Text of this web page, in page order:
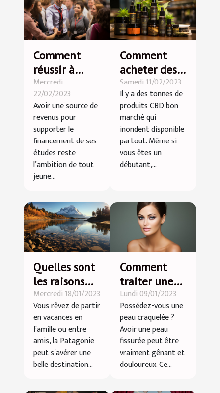
Comment
réussir à
décrocher un
emploi pour
étudiant ?
Mercredi
22/02/2023
Avoir une source de
revenus pour
supporter le
financement de ses
études reste
l’ambition de tout
jeune...
Comment
acheter des
produits CBD
de qualité et
pas cher ?
Samedi 11/02/2023
Il y a des tonnes de
produits CBD bon
marché qui
inondent disponible
partout. Même si
vous êtes un
débutant,...
Quelles sont
les raisons
pour partir
en vacances
en Patagonie
?
Mercredi 18/01/2023
Vous rêvez de partir
en vacances en
famille ou entre
amis, la Patagonie
peut s’avérer une
belle destination...
Comment
traiter une
peau
craquelée ?
Lundi 09/01/2023
Possédez-vous une
peau craquelée ?
Avoir une peau
fissurée peut être
vraiment gênant et
douloureux. Ce...